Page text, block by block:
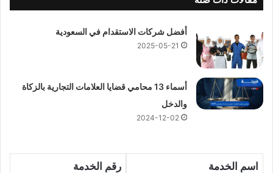
أفضل شركات الاستقدام في السعودية
2025-05-21
أسماء 13 محامي قضايا العلامات التجارية بالزكاة
والدخل
2024-12-02
اسم الخدمة رقم الخدمة